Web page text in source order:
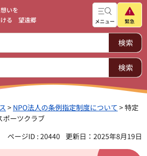
いを
ける 望遠郷
メニュー 緊急
> NPO法人の条例指定制度について > 特定
ポーツクラブ
ページID : 20440
更新日：2025年8月19日